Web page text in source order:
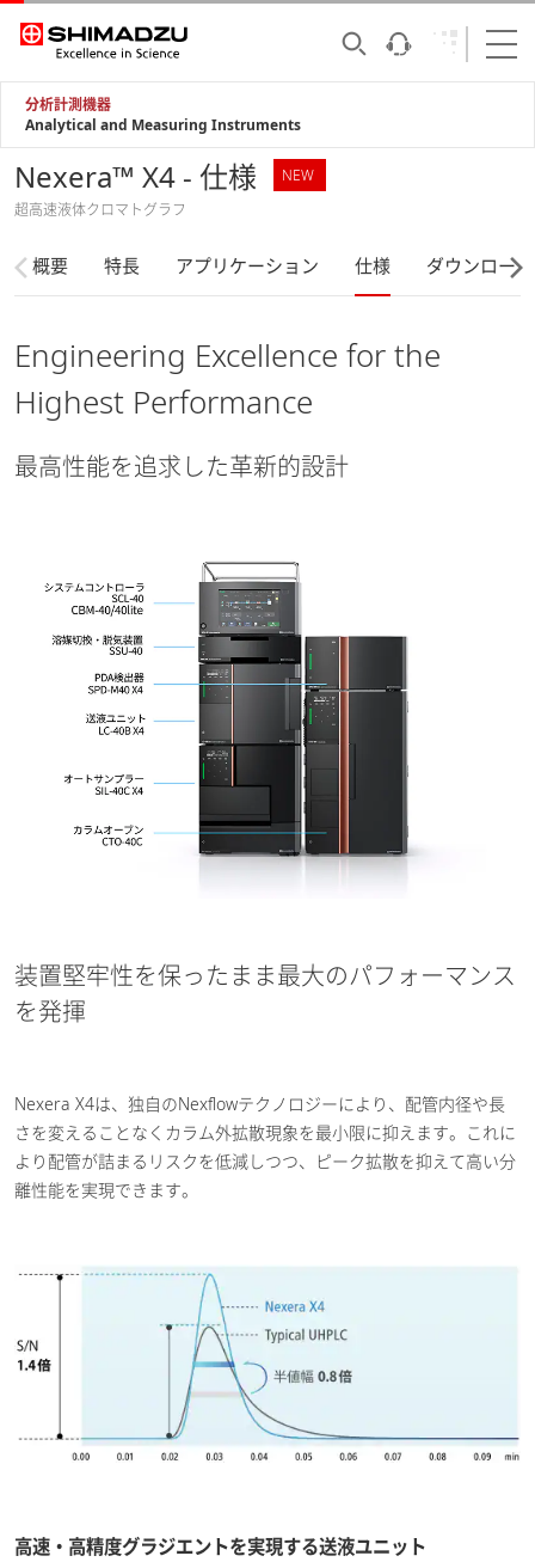
分析計測機器
Analytical and Measuring Instruments
Nexera™ X4 - 仕様
NEW
超高速液体クロマトグラフ
概要 特長 アプリケーション 仕様 ダウンロード
Engineering Excellence for the
Highest Performance
最高性能を追求した革新的設計
装置堅牢性を保ったまま最大のパフォーマンス
を発揮
Nexera X4は、独自のNexflowテクノロジーにより、配管内径や長
さを変えることなくカラム外拡散現象を最小限に抑えます。これに
より配管が詰まるリスクを低減しつつ、ピーク拡散を抑えて高い分
離性能を実現できます。
高速・高精度グラジエントを実現する送液ユニット